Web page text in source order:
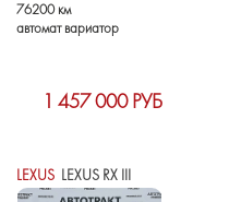
76200 км
автомат вариатор
1 457 000 РУБ
LEXUS LEXUS RX III